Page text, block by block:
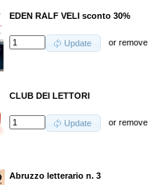
EDEN RALF VELI sconto 30%
Update orremove
CLUB DEI LETTORI
Update orremove
Abruzzo letterario n. 3